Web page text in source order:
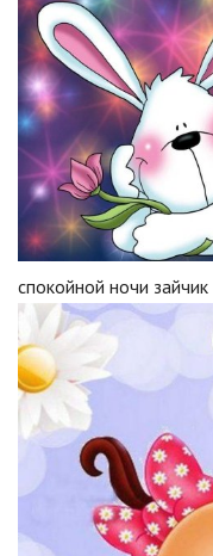
спокойной ночи зайчик